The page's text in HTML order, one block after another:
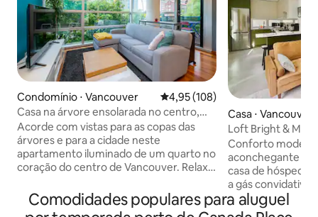
Condomínio ⋅ Vancouver 4,95 de uma avaliação média de
4,95 (108)
Casa na árvore ensolarada no centro,
passeio até English Bay
Acorde com vistas para as copas das
árvores e para a cidade neste
apartamento iluminado de um quarto no
coração do centro de Vancouver. Relaxe
verde, prepare uma refeição adequada
na cozinha completa e, em seguida,
Casa ⋅ Vancouver
Loft Bright &
Conforto
aconchegante
casa de
a gás convidativa
cama king size, é
relaxar após um dia
Comodidades populares para aluguel